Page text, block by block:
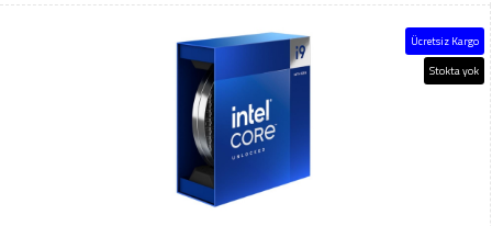
Ücretsiz Kargo
Stokta yok